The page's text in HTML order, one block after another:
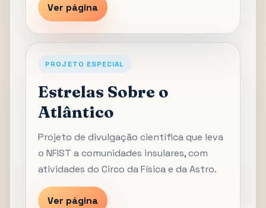
Ver página
PROJETO ESPECIAL
Estrelas Sobre o
Atlântico
Projeto de divulgação científica que leva
o NFIST a comunidades insulares, com
atividades do Circo da Física e da Astro.
Ver página